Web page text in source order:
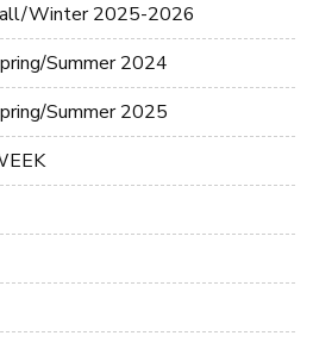
Winter 2025-2026
Summer 2024
Summer 2025